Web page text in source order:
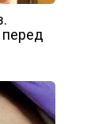
перед